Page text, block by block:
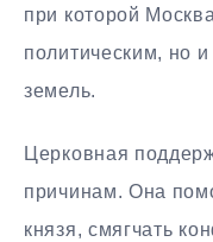
при которой
политическим, но
земель.
Церковная
причинам. Она
князя, смягчать